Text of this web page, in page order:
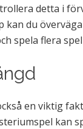
detta i
kan du
spela flera
en viktig
kan